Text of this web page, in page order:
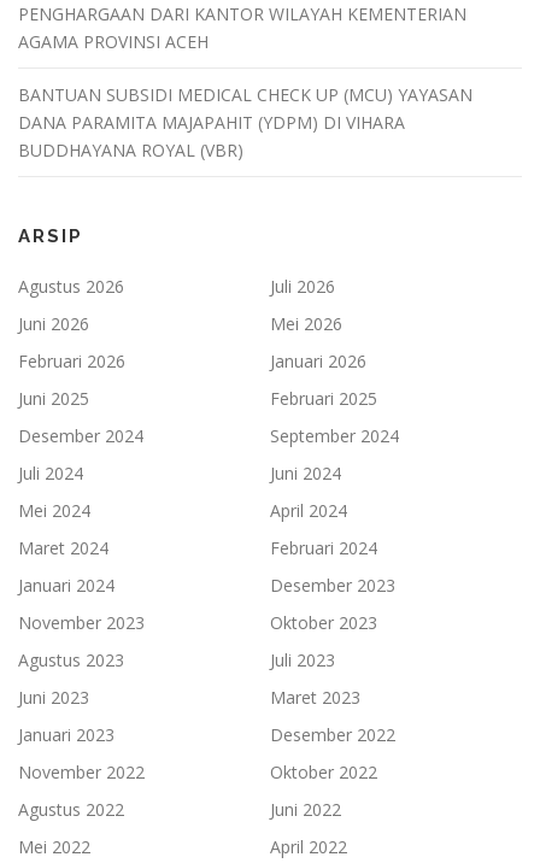
PENGHARGAAN DARI KANTOR WILAYAH KEMENTERIAN
AGAMA PROVINSI ACEH
BANTUAN SUBSIDI MEDICAL CHECK UP (MCU) YAYASAN
DANA PARAMITA MAJAPAHIT (YDPM) DI VIHARA
BUDDHAYANA ROYAL (VBR)
ARSIP
Agustus 2026
Juli 2026
Juni 2026
Mei 2026
Februari 2026
Januari 2026
Juni 2025
Februari 2025
Desember 2024
September 2024
Juli 2024
Juni 2024
Mei 2024
April 2024
Maret 2024
Februari 2024
Januari 2024
Desember 2023
November 2023
Oktober 2023
Agustus 2023
Juli 2023
Juni 2023
Maret 2023
Januari 2023
Desember 2022
November 2022
Oktober 2022
Agustus 2022
Juni 2022
Mei 2022
April 2022